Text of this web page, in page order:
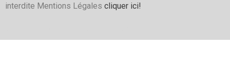
interdite Mentions Légales cliquer ici!